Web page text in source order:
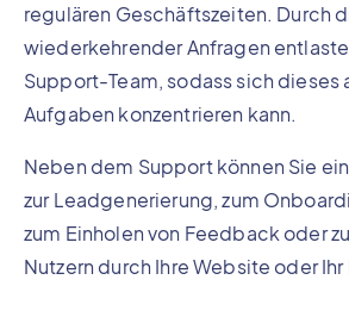
regulären Geschäftszeiten. Durch
wiederkehrender Anfragen
Support-Team, sodass sich dieses
Aufgaben konzentrieren kann.
Neben dem Support können Sie
zur Leadgenerierung, zum
zum Einholen von Feedback oder
Nutzern durch Ihre Website oder